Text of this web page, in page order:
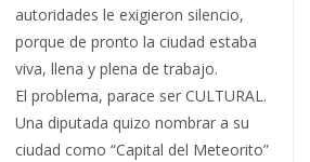
autoridades le exigieron silencio,
porque de pronto la ciudad estaba
viva, llena y plena de trabajo.
El problema, parace ser CULTURAL.
Una diputada quizo nombrar a su
ciudad como “Capital del Meteorito”